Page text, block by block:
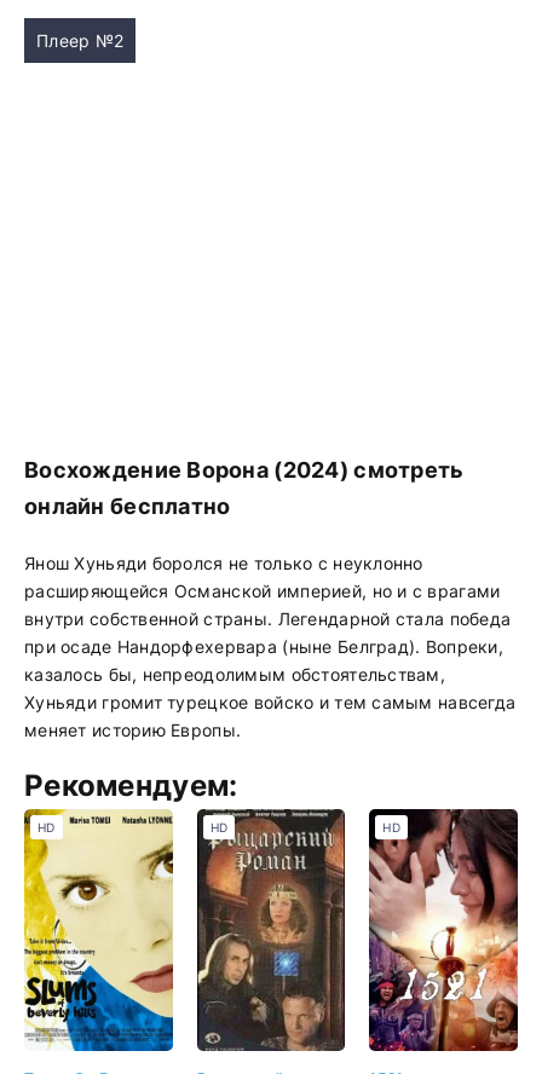
Плеер №2
Восхождение Ворона (2024) смотреть
онлайн бесплатно
Янош Хуньяди боролся не только с неуклонно
расширяющейся Османской империей, но и с врагами
внутри собственной страны. Легендарной стала победа
при осаде Нандорфехервара (ныне Белград). Вопреки,
казалось бы, непреодолимым обстоятельствам,
Хуньяди громит турецкое войско и тем самым навсегда
меняет историю Европы.
Рекомендуем:
HD HD HD